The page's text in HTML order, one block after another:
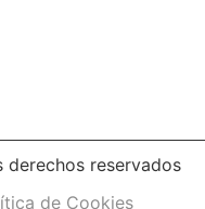
derechos reservados
de Cookies